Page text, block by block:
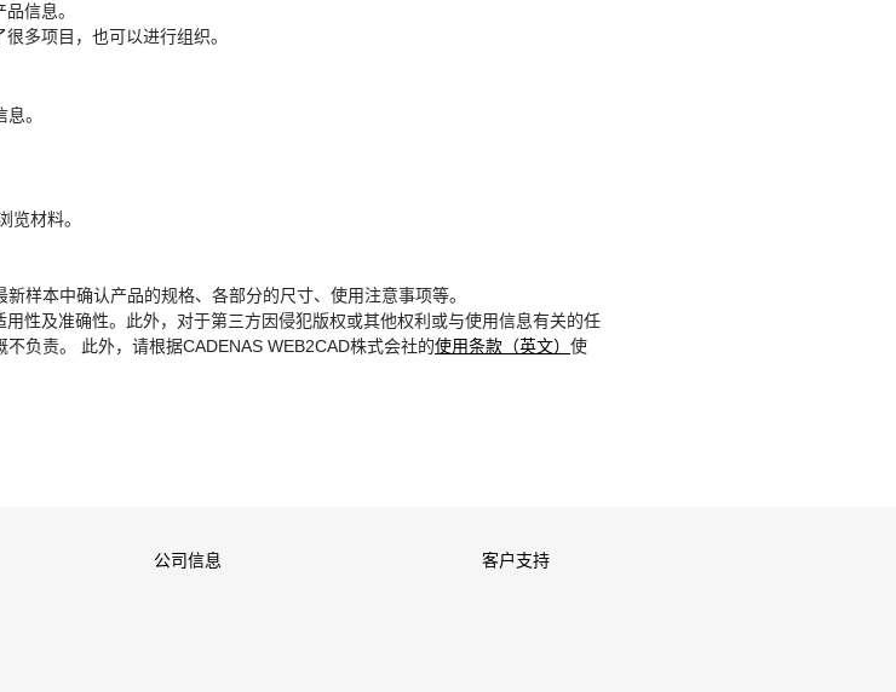
信息。
多项目，也可以进行组织。
。
览材料。
样本中确认产品的规格、各部分的尺寸、使用注意事项等。
性及准确性。此外，对于第三方因侵犯版权或其他权利或与使用信息有关的任
负责。 此外，请根据CADENAS WEB2CAD株式会社的使用条款（英文） 使
公司信息 客户支持